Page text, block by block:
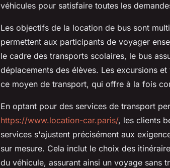
véhicules pour satisfaire toutes les
Les objectifs de la location de bus sont
permettent aux participants de voyager
le cadre des transports scolaires, le bus
déplacements des élèves. Les excursions
ce moyen de transport, qui offre à la fois
En optant pour des services de transport
https://www.location-car.paris/, les clients
services s'ajustent précisément aux
sur mesure. Cela inclut le choix des
du véhicule, assurant ainsi un voyage sans